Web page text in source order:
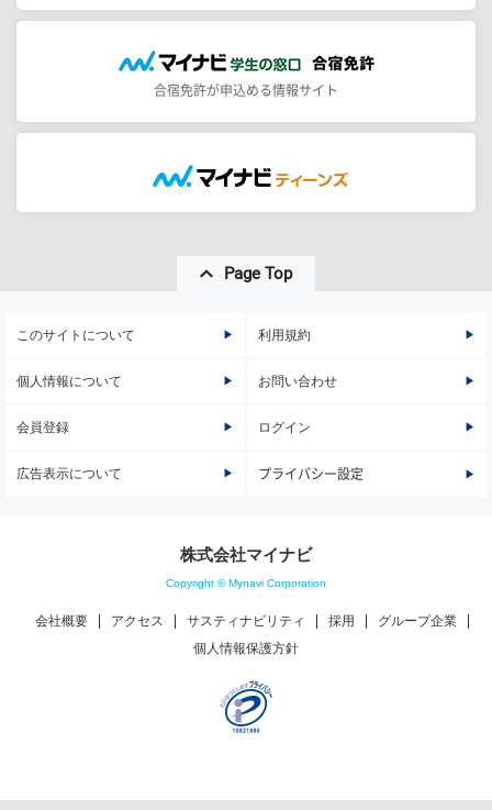
合宿免許が申込める情報サイト
Page Top
このサイトについて 利用規約
個人情報について お問い合わせ
会員登録 ログイン
広告表示について プライバシー設定
株式会社マイナビ
Copyright © Mynavi Corporation
会社概要 アクセス サスティナビリティ 採用
グループ企業
個人情報保護方針